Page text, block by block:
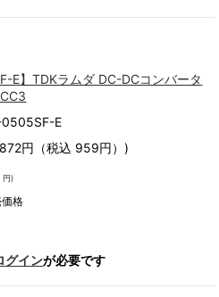
E】TDKラムダ DC-DCコンバータ
E
円（税込 959円）)
円)
価格
グインが必要です